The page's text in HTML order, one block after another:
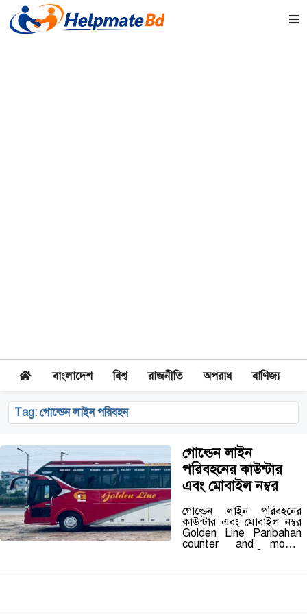
বাংলাদেশ বিশ্ব রাজনীতি অপরাধ বাণিজ্য
Tag: গোল্ডেন লাইন পরিবহন
গোল্ডেন লাইন
পরিবহনের কাউন্টার
এবং মোবাইল নম্বর
গোল্ডেন লাইন পরিবহনের
কাউন্টার এবং মোবাইল নম্বর
Golden Line Paribahan
counter and mobile
01733399818,